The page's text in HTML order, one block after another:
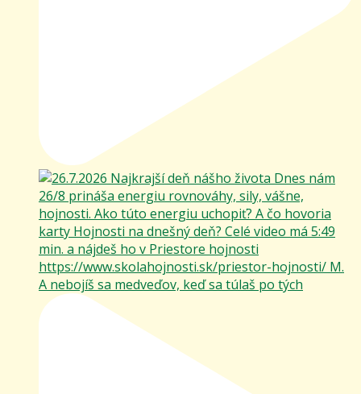
A nebojíš sa medveďov, keď sa túlaš po tých